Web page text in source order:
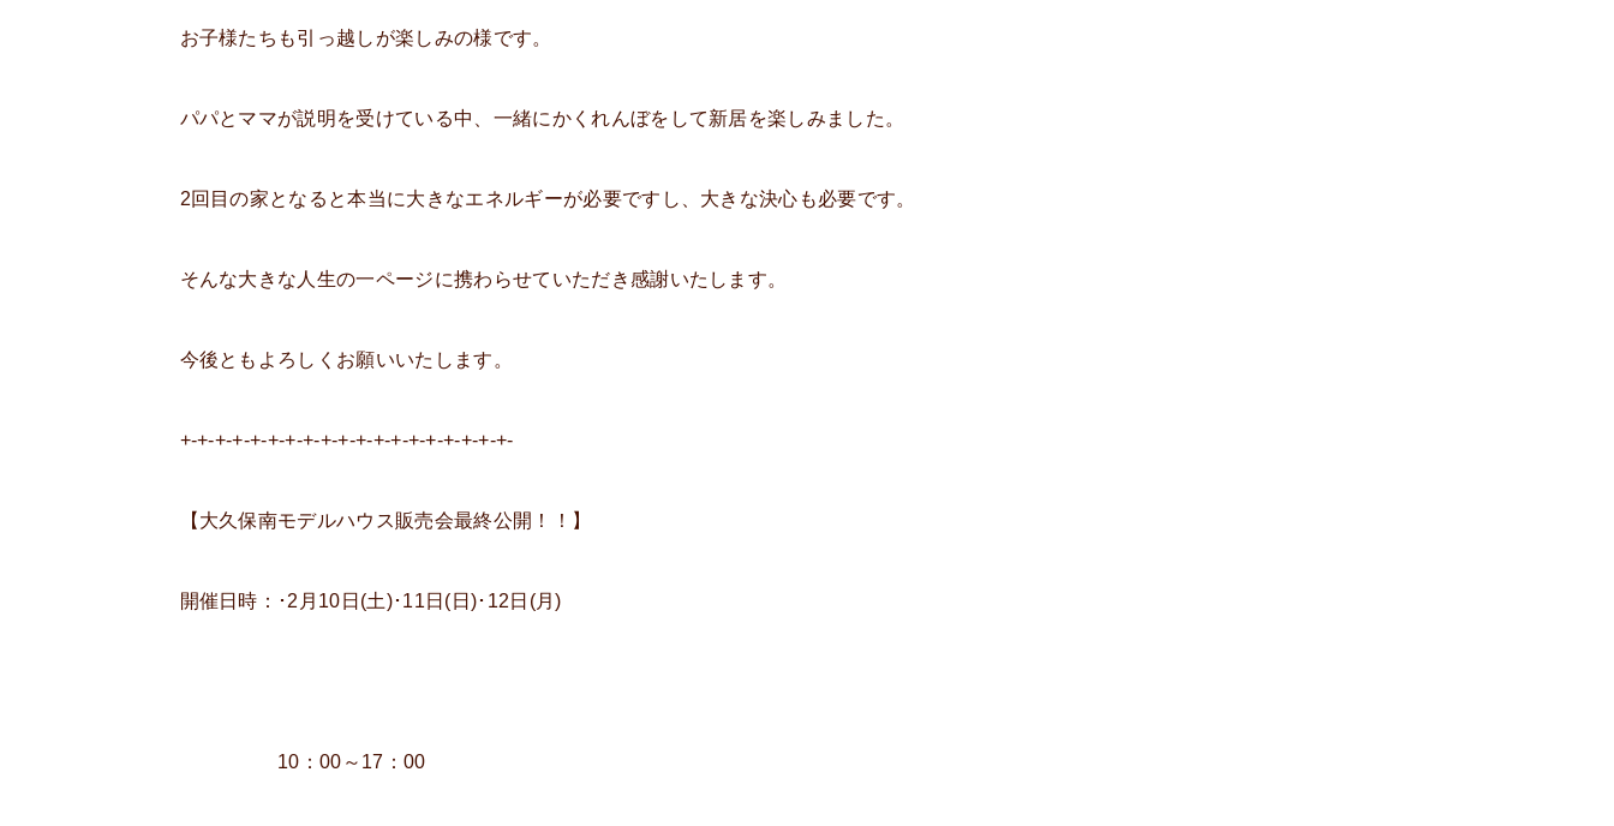
お子様たちも引っ越しが楽しみの様です。
パパとママが説明を受けている中、一緒にかくれんぼをして新居を楽しみました。
2回目の家となると本当に大きなエネルギーが必要ですし、大きな決心も必要です。
そんな大きな人生の一ページに携わらせていただき感謝いたします。
今後ともよろしくお願いいたします。
+-+-+-+-+-+-+-+-+-+-+-+-+-+-+-+-+-+-+-
【大久保南モデルハウス販売会最終公開！！】
開催日時：･2月10日(土)･11日(日)･12日(月)
10：00～17：00